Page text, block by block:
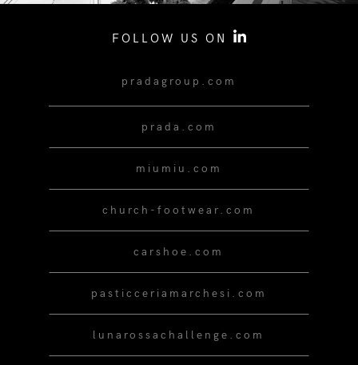
FOLLOW US ON
pradagroup.com
prada.com
miumiu.com
church-footwear.com
carshoe.com
pasticceriamarchesi.com
lunarossachallenge.com